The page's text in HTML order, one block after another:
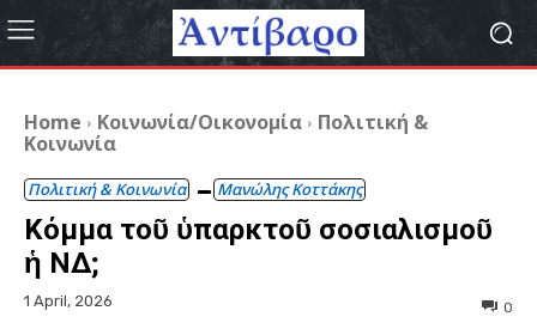
Home Κοινωνία/Οικονομία
Πολιτική &
Κοινωνία
Πολιτική & Κοινωνία Μανώλης Κοττάκης
Κόμμα τοῦ ὑπαρκτοῦ σοσιαλισμοῦ
ἡ ΝΔ;
1 April, 2026 0